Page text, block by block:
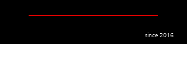
since 2016